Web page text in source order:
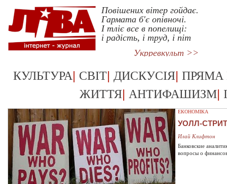
Повiшених вiтер гойдає.
Гармата б'є опiвночi.
I тлiє все в попелищi:
i радiсть, i труд, i пiт
Укрревкульт >>
КУЛЬТУРА| СВІТ| ДИСКУСІЯ| ПРЯМА
ЖИТТЯ| АНТИФАШИЗМ|
ЕКОНОМІКА
УОЛЛ-
Илай Клифтон
Банковские
вопросы о